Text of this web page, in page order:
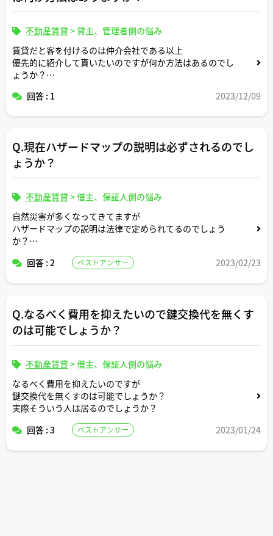
不動産賃貸 >貸主、管理者側の悩み
賃貸だと客を付けるのは仲介会社である以上
優先的に紹介して貰いたいのですが何か方法はあるのでし
ょうか？
回答 : 1 2023/12/09
Q.現在ハザードマップの説明は必ずされるのでし
ょうか？
不動産賃貸 >借主、保証人側の悩み
自然災害が多くなってきてますが
ハザードマップの説明は法律で定められてるのでしょう
か？
回答 : 2
ベストアンサー 2023/02/23
Q.なるべく費用を抑えたいので鍵交換代を無くす
のは可能でしょうか？
不動産賃貸 >借主、保証人側の悩み
なるべく費用を抑えたいのですが
鍵交換代を無くすのは可能でしょうか？
実際そういう人は居るのでしょうか？
回答 : 3
ベストアンサー 2023/01/24